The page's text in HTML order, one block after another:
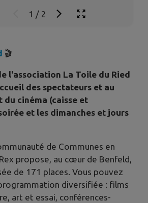
1 / 2
🎬
l'association La Toile du Ried
des spectateurs et au
cinéma (caisse et
et les dimanches et jours
de Communes en
propose, au cœur de Benfeld,
de 171 places. Vous pouvez
diversifiée : films
art et essai, conférences-